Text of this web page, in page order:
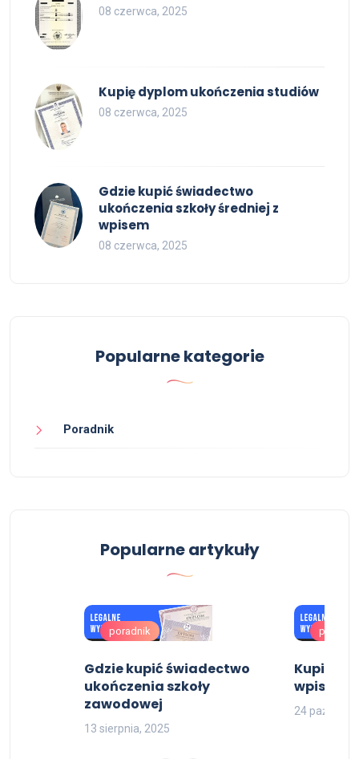
08 czerwca, 2025
Kupię dyplom ukończenia studiów
08 czerwca, 2025
Gdzie kupić świadectwo
ukończenia szkoły średniej z
wpisem
08 czerwca, 2025
Popularne kategorie
Poradnik
Popularne artykuły
poradnik
Gdzie kupić świadectwo
ukończenia szkoły
zawodowej
13 sierpnia, 2025
Kupię
wpisem
24